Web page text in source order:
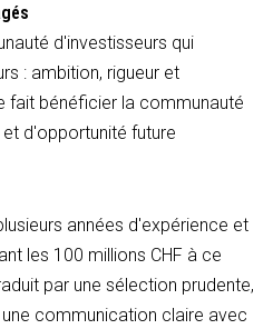
d'investisseurs qui
: ambition, rigueur et
fait bénéficier la communauté
d'opportunité future
années d'expérience et
les 100 millions CHF à ce
par une sélection prudente,
communication claire avec